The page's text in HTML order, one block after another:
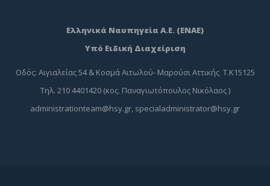
Ελληνικά Ναυπηγεία Α.Ε. (ΕΝΑΕ)
Υπό Ειδική Διαχείριση
Οδός: Αιγιαλείας 54 & Κοσμά Αιτωλού- Μαρούσι Αττικής Τ.Κ15125
Τηλ. 210 4401420 (κος. Παναγιωτόπουλος Νικόλαος )
administrationteam@hsy.gr, specialadministrator@hsy.gr